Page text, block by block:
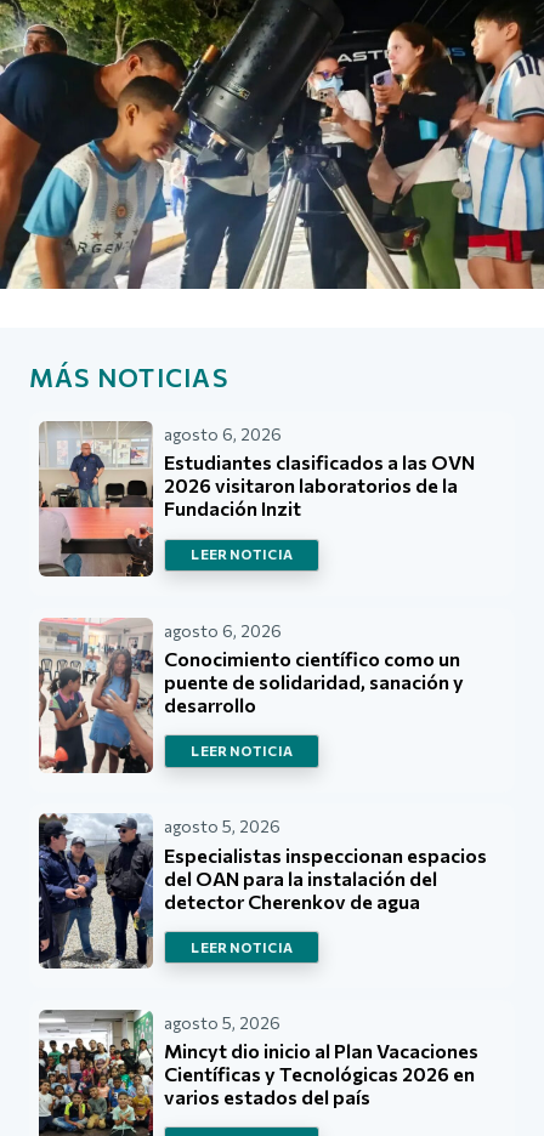
MÁS NOTICIAS
agosto 6, 2026
Estudiantes clasificados a las OVN
2026 visitaron laboratorios de la
Fundación Inzit
LEER NOTICIA
agosto 6, 2026
Conocimiento científico como un
puente de solidaridad, sanación y
desarrollo
LEER NOTICIA
agosto 5, 2026
Especialistas inspeccionan espacios
del OAN para la instalación del
detector Cherenkov de agua
LEER NOTICIA
agosto 5, 2026
Mincyt dio inicio al Plan Vacaciones
Científicas y Tecnológicas 2026 en
varios estados del país